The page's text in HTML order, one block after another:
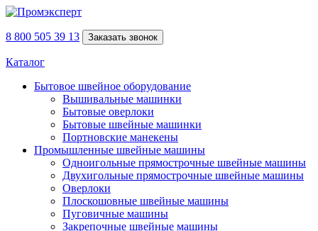
8 800 505 39 13 Заказать звонок
Каталог
Бытовое швейное оборудование
Вышивальные машинки
Бытовые оверлоки
Бытовые швейные машинки
Портновские манекены
Промышленные швейные машины
Одноигольные прямострочные швейные машины
Двухигольные прямострочные швейные машины
Оверлоки
Плоскошовные швейные машины
Пуговичные машины
Закрепочные швейные машины